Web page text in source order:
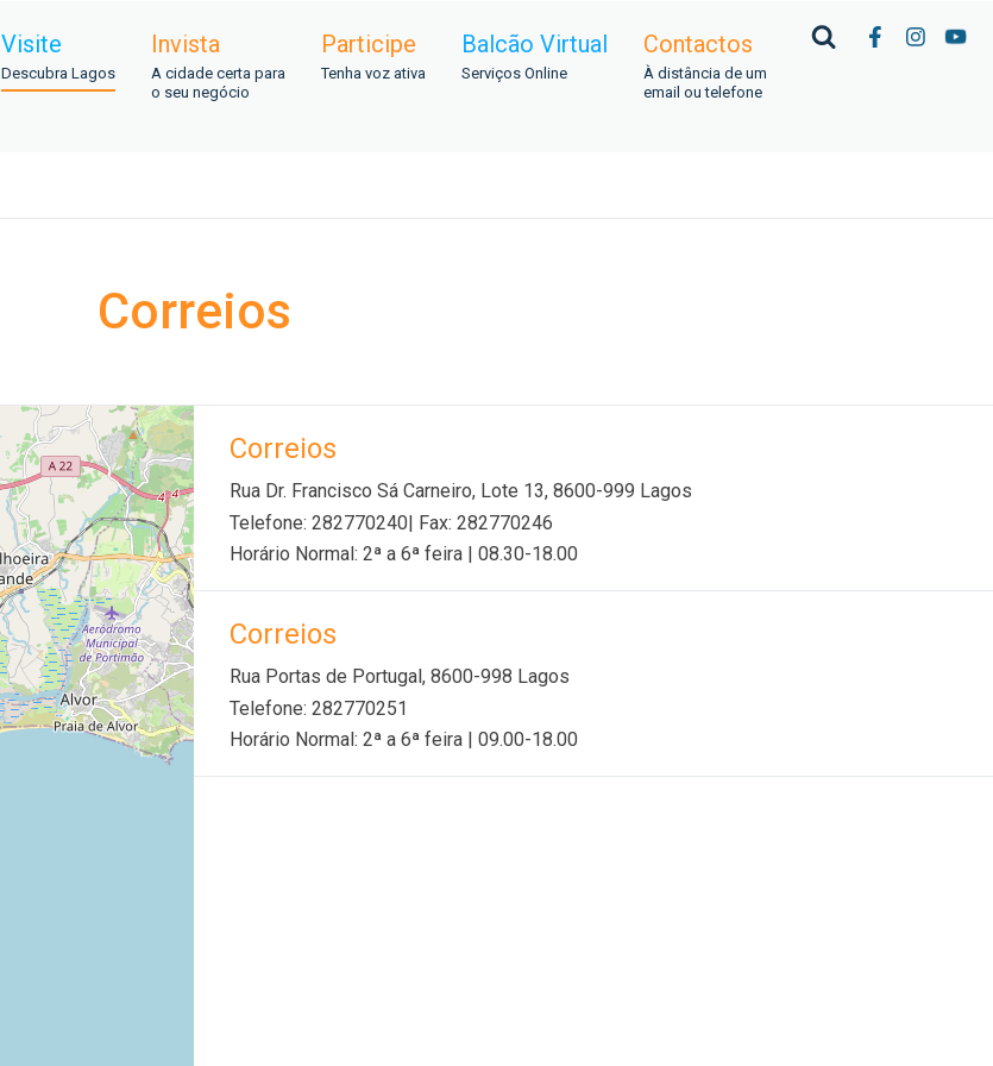
Visite
Descubra Lagos
Invista
A cidade certa para
o seu negócio
Participe
Tenha voz ativa
Balcão Virtual
Serviços Online
Contactos
À distância de um
email ou telefone
Correios
Correios
Rua Dr. Francisco Sá Carneiro, Lote 13, 8600-999 Lagos
Telefone: 282770240| Fax: 282770246
Horário Normal: 2ª a 6ª feira | 08.30-18.00
Correios
Rua Portas de Portugal, 8600-998 Lagos
Telefone: 282770251
Horário Normal: 2ª a 6ª feira | 09.00-18.00